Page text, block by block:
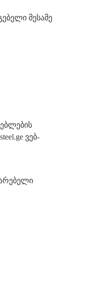
მესამე
ვებ-